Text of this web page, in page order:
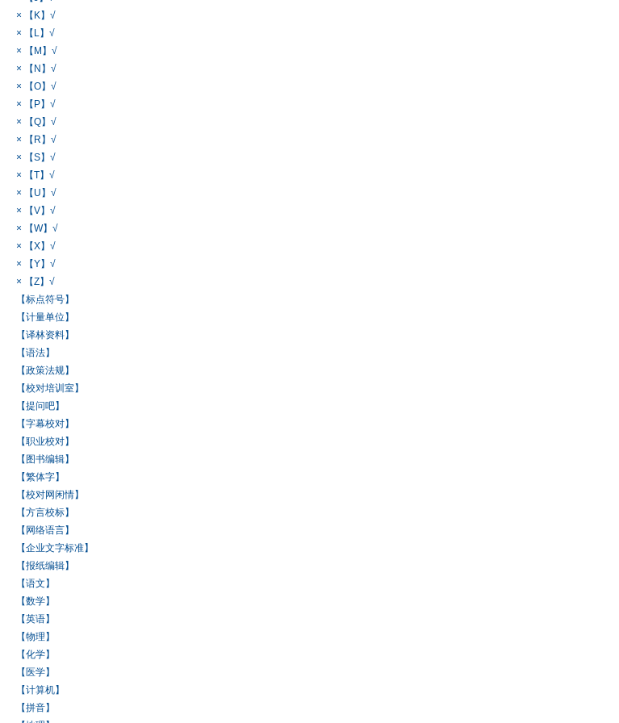
× 【K】√
× 【L】√
× 【M】√
× 【N】√
× 【O】√
× 【P】√
× 【Q】√
× 【R】√
× 【S】√
× 【T】√
× 【U】√
× 【V】√
× 【W】√
× 【X】√
× 【Y】√
× 【Z】√
【标点符号】
【计量单位】
【译林资料】
【语法】
【政策法规】
【校对培训室】
【提问吧】
【字幕校对】
【职业校对】
【图书编辑】
【繁体字】
【校对网闲情】
【方言校标】
【网络语言】
【企业文字标准】
【报纸编辑】
【语文】
【数学】
【英语】
【物理】
【化学】
【医学】
【计算机】
【拼音】